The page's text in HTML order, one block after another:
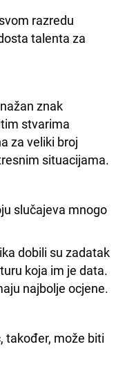
razredu
talenta za
znak
stvarima
za veliki broj
situacijama.
slučajeva mnogo
dobili su zadatak
koja im je data.
najbolje ocjene.
također, može biti